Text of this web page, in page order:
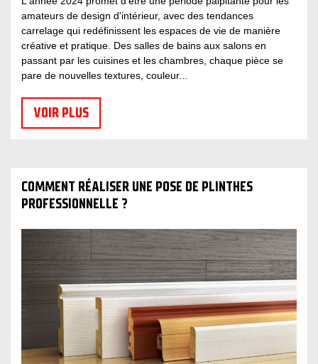
amateurs de design d'intérieur, avec des tendances
carrelage qui redéfinissent les espaces de vie de manière
créative et pratique. Des salles de bains aux salons en
passant par les cuisines et les chambres, chaque pièce se
pare de nouvelles textures, couleur...
VOIR PLUS
COMMENT RÉALISER UNE POSE DE PLINTHES
PROFESSIONNELLE ?